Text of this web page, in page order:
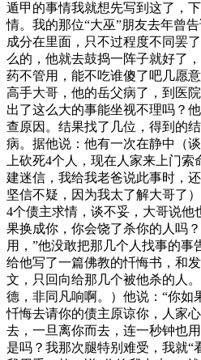
遁甲的事情我就想先写到这了，
情。我的那位“大巫”朋友去年曾
成分在里面，只不过程度不同罢
么的，他就去鼓捣一阵子就好了
药不管用，能不吃谁傻了吧几愿
高手大哥，他的岳父病了，到医
出了这么大的事能坐视不理吗？
查原因。结果找了几位，得到的
病。据他说：他有一次在静中（
上砍死4个人，现在人家来上门
建迷信，我给我老爸说此事时，
坚信不疑，因为我太了解大哥了
4个债主求情，谈不妥，大哥说他
果换成你，你会饶了杀你的人吗
用，”他没敢把那几个人找事的事
给他写了一篇佛教的忏悔书，和
文，只回向给那几个被他杀的人
德，非同凡响啊。）他说：“你如
忏悔去请你的债主原谅你，人家
去，一旦离你而去，连一秒钟也
是吗？我那次腿特别难受，我就“